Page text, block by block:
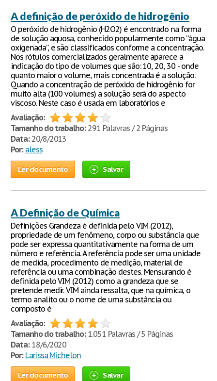
A definição de peróxido de hidrogênio
O peróxido de hidrogênio (H2O2) é encontrado na forma
de solução aquosa, conhecido popularmente como “água
oxigenada”, e são classificados conforme a concentração.
Nos rótulos comercializados geralmente aparece a
indicação do tipo de volumes que são: 10, 20, 30 - onde
quanto maior o volume, mais concentrada é a solução.
Quando a concentração de peróxido de hidrogênio for
muito alta (100 volumes) a solução será do aspecto
viscoso. Neste caso é usada em laboratórios e
Avaliação:
Tamanho do trabalho:291 Palavras / 2 Páginas
Data:20/8/2013
Por: aless
Ler documento Salvar
A Definição de Química
Definições Grandeza é definida pelo VIM (2012),
propriedade de um fenômeno, corpo ou substância que
pode ser expressa quantitativamente na forma de um
número e referência. A referência pode ser uma unidade
de medida, procedimento de medição, material de
referência ou uma combinação destes. Mensurando é
definida pelo VIM (2012) como a grandeza que se
pretende medir. VIM ainda ressalta, que na química, o
termo analito ou o nome de uma substância ou
composto é
Avaliação:
Tamanho do trabalho:1.051 Palavras / 5 Páginas
Data:18/6/2020
Por: Larissa Michelon
Ler documento Salvar